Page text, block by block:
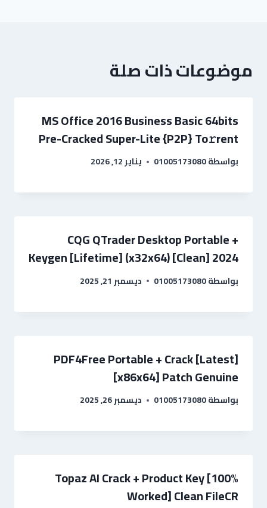
موضوعات ذات صلة
MS Office 2016 Business Basic 64bits
Pre-Cracked Super-Lite {P2P} To𝚛rent
بواسطة01005173080 يناير 12, 2026
CQG QTrader Desktop Portable +
Keygen [Lifetime] (x32x64) [Clean] 2024
بواسطة01005173080 ديسمبر 21, 2025
PDF4Free Portable + Crack [Latest]
[x86x64] Patch Genuine
بواسطة01005173080 ديسمبر 26, 2025
Topaz AI Crack + Product Key [100%
Worked] Clean FileCR